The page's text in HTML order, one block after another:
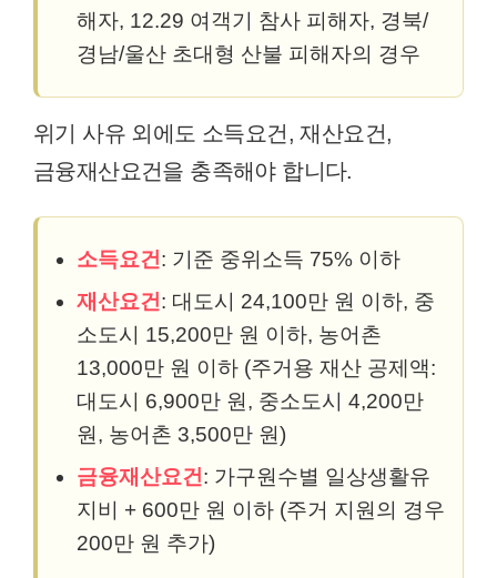
해자, 12.29 여객기 참사 피해자, 경북/
경남/울산 초대형 산불 피해자의 경우
위기 사유 외에도 소득요건, 재산요건,
금융재산요건을 충족해야 합니다.
소득요건: 기준 중위소득 75% 이하
재산요건: 대도시 24,100만 원 이하, 중
소도시 15,200만 원 이하, 농어촌
13,000만 원 이하 (주거용 재산 공제액:
대도시 6,900만 원, 중소도시 4,200만
원, 농어촌 3,500만 원)
금융재산요건: 가구원수별 일상생활유
지비 + 600만 원 이하 (주거 지원의 경우
200만 원 추가)